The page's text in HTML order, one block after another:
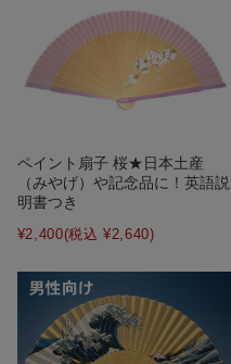
ペイント扇子 桜★日本土産
（みやげ）や記念品に！英語説
明書つき
¥2,400(税込 ¥2,640)